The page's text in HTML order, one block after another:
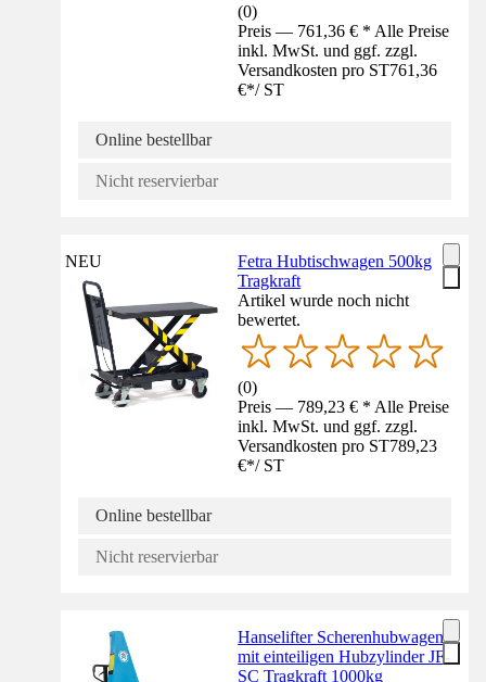
(0)
Preis — 761,36 € * Alle Preise
inkl. MwSt. und ggf. zzgl.
Versandkosten pro ST761,36
€*/ ST
Online bestellbar
Nicht reservierbar
NEU
Fetra Hubtischwagen 500kg
Tragkraft
Artikel wurde noch nicht
bewertet.
(0)
Preis — 789,23 € * Alle Preise
inkl. MwSt. und ggf. zzgl.
Versandkosten pro ST789,23
€*/ ST
Online bestellbar
Nicht reservierbar
Hanselifter Scherenhubwagen
mit einteiligen Hubzylinder JF-
SC Tragkraft 1000kg